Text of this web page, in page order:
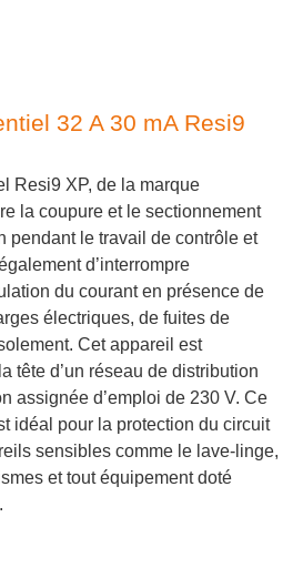
32 A 30 mA Resi9
Resi9 XP, de la marque
la coupure et le sectionnement
pendant le travail de contrôle et
d’interrompre
du courant en présence de
électriques, de fuites de
Cet appareil est
tête d’un réseau de distribution
assignée d’emploi de 230 V. Ce
idéal pour la protection du circuit
sensibles comme le lave-linge,
et tout équipement doté